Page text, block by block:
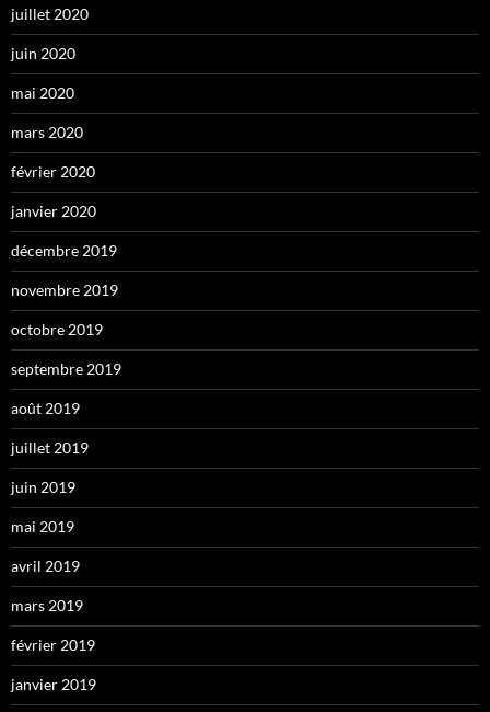
juillet 2020
juin 2020
mai 2020
mars 2020
février 2020
janvier 2020
décembre 2019
novembre 2019
octobre 2019
septembre 2019
août 2019
juillet 2019
juin 2019
mai 2019
avril 2019
mars 2019
février 2019
janvier 2019